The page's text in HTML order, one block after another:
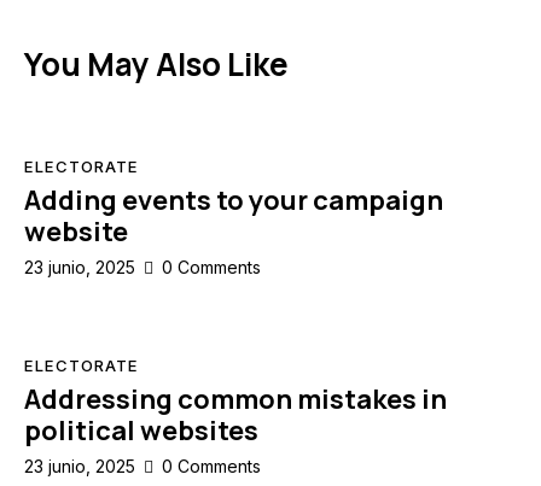
You May Also Like
ELECTORATE
Adding events to your campaign
website
23 junio, 2025 0 Comments
ELECTORATE
Addressing common mistakes in
political websites
23 junio, 2025 0 Comments